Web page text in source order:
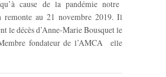
cause de la pandémie notre
remonte au 21 novembre 2019. Il
le décès d’Anne-Marie Bousquet le
fondateur de l’AMCA elle